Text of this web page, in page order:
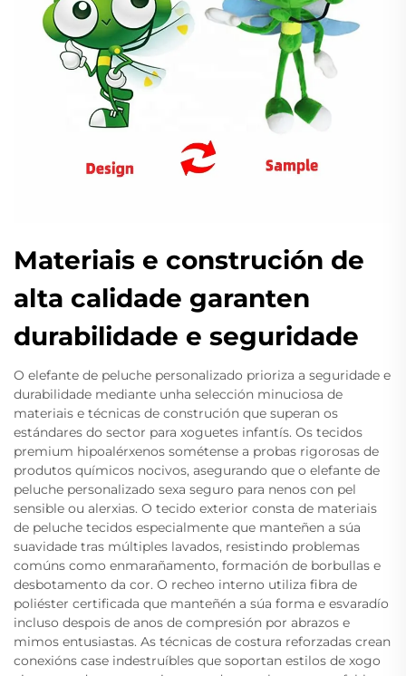
Materiais e construción de
alta calidade garanten
durabilidade e seguridade
O elefante de peluche personalizado prioriza a seguridade e
durabilidade mediante unha selección minuciosa de
materiais e técnicas de construción que superan os
estándares do sector para xoguetes infantís. Os tecidos
premium hipoalérxenos sométense a probas rigorosas de
produtos químicos nocivos, asegurando que o elefante de
peluche personalizado sexa seguro para nenos con pel
sensible ou alerxias. O tecido exterior consta de materiais
de peluche tecidos especialmente que manteñen a súa
suavidade tras múltiples lavados, resistindo problemas
comúns como enmarañamento, formación de borbullas e
desbotamento da cor. O recheo interno utiliza fibra de
poliéster certificada que manteñén a súa forma e esvaradío
incluso despois de anos de compresión por abrazos e
mimos entusiastas. As técnicas de costura reforzadas crean
conexións case indestruíbles que soportan estilos de xogo